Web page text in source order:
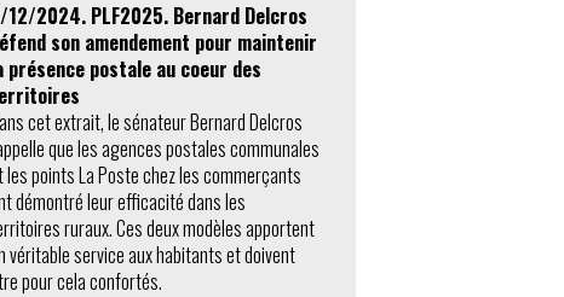
12/2024. PLF2025. Bernard Delcros
son amendement pour maintenir
présence postale au coeur des
cet extrait, le sénateur Bernard Delcros
que les agences postales communales
les points La Poste chez les commerçants
démontré leur efficacité dans les
ruraux. Ces deux modèles apportent
véritable service aux habitants et doivent
pour cela confortés.